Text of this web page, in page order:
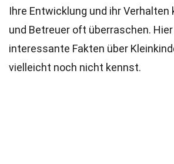
Ihre Entwicklung und ihr Verhalten
und Betreuer oft überraschen.
interessante Fakten über
vielleicht noch nicht kennst.